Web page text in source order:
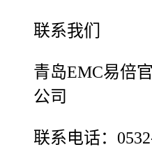
联系我们
青岛EMC易倍
公司
联系电话：